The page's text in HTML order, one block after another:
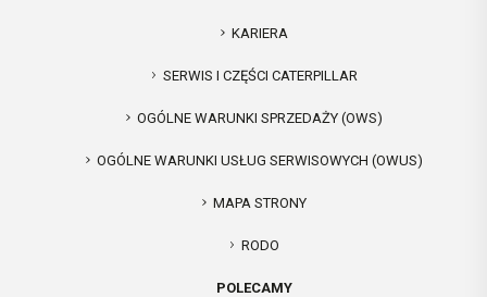
KARIERA
SERWIS I CZĘŚCI CATERPILLAR
OGÓLNE WARUNKI SPRZEDAŻY (OWS)
OGÓLNE WARUNKI USŁUG SERWISOWYCH (OWUS)
MAPA STRONY
RODO
POLECAMY